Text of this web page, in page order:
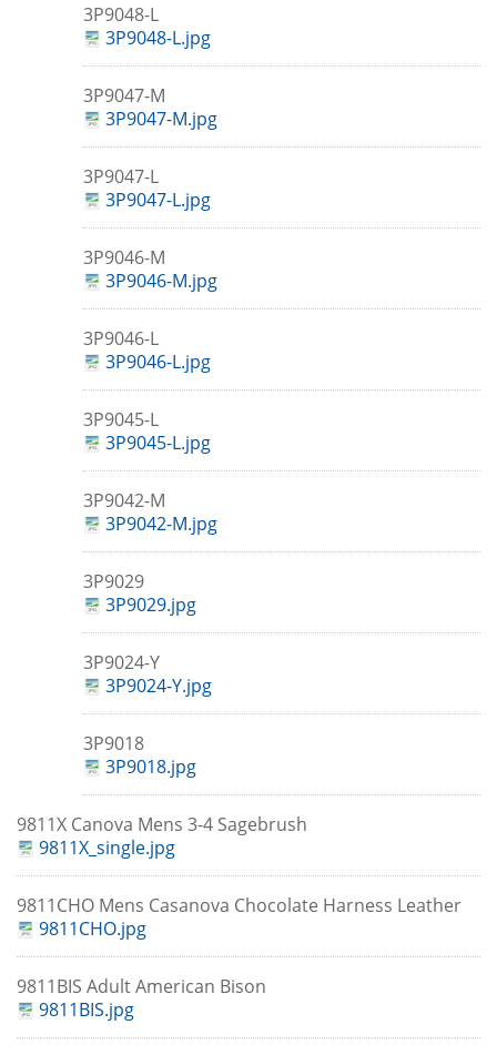
3P9048-L
3P9048-L.jpg
3P9047-M
3P9047-M.jpg
3P9047-L
3P9047-L.jpg
3P9046-M
3P9046-M.jpg
3P9046-L
3P9046-L.jpg
3P9045-L
3P9045-L.jpg
3P9042-M
3P9042-M.jpg
3P9029
3P9029.jpg
3P9024-Y
3P9024-Y.jpg
3P9018
3P9018.jpg
9811X Canova Mens 3-4 Sagebrush
9811X_single.jpg
9811CHO Mens Casanova Chocolate Harness Leather
9811CHO.jpg
9811BIS Adult American Bison
9811BIS.jpg